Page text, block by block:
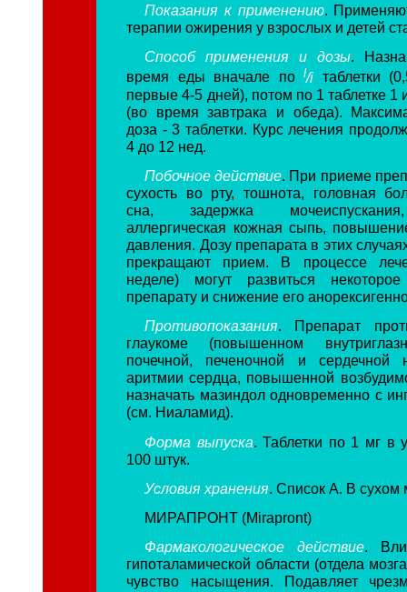
Показания к применению.
терапии ожирения у взрослых и детей
Способ применения и дозы.
время еды вначале поl/i таблетки
первые 4-5 дней), потом по 1 таблетке 1
(во время завтрака и обеда).
доза - 3 таблетки. Курс лечения
4 до 12 нед.
Побочное действие. При приеме
сухость во рту, тошнота, головная
сна, задержка
аллергическая кожная сыпь,
давления. Дозу препарата в этих
прекращают прием. В процессе
неделе) могут развиться
препарату и снижение его
Противопоказания. Препарат
глаукоме (повышенном
почечной, печеночной и сердечной
аритмии сердца, повышенной
назначать мазиндол одновременно с
(см. Ниаламид).
Форма выпуска . Таблетки по 1 мг в
100 штук.
Условия хранения. Список А. В сухом
МИРАПРОНТ (Mirapront)
Фармакологическое действие.
гипоталамической области (отдела
чувство насыщения. Подавляет